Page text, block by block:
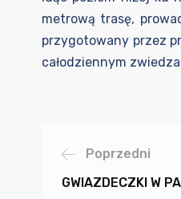
metrową trasę,
przygotowany przez
całodziennym
Poprzedni
GWIAZDECZKI W